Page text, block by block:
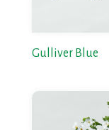
Gulliver Blue